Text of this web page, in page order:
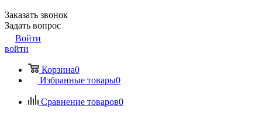
Заказать звонок
Задать вопрос
Войти
войти
Корзина0
Избранные товары0
Сравнение товаров0